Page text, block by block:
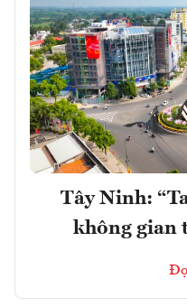
Tây Ninh:
không gian